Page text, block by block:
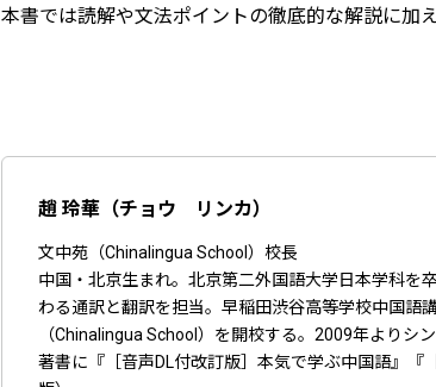
本書では読解や文法ポイントの徹底的な解説に加
趙 玲華（チョウ リンカ）
文中苑（Chinalingua School）校長
中国・北京生まれ。北京第二外国語大学日本学科を
わる通訳と翻訳を担当。早稲田渋谷高等学校中国語
（Chinalingua School）を開校する。2009年よりシ
著書に『［音声DL付改訂版］本気で学ぶ中国語』『